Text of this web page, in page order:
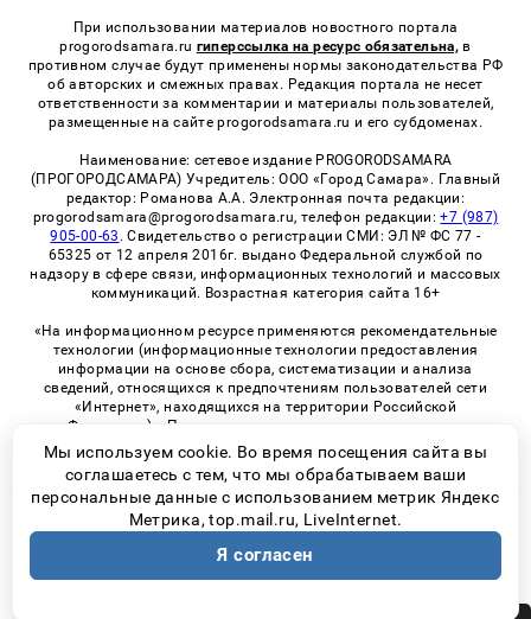
При использовании материалов новостного портала
progorodsamara.ru гиперссылка на ресурс обязательна, в
противном случае будут применены нормы законодательства РФ
об авторских и смежных правах. Редакция портала не несет
ответственности за комментарии и материалы пользователей,
размещенные на сайте progorodsamara.ru и его субдоменах.
Наименование: сетевое издание PROGORODSAMARA
(ПРОГОРОДСАМАРА) Учредитель: ООО «Город Самара». Главный
редактор: Романова А.А. Электронная почта редакции:
progorodsamara@progorodsamara.ru, телефон редакции:+7 (987)
905-00-63 . Свидетельство о регистрации СМИ: ЭЛ № ФС 77 -
65325 от 12 апреля 2016г. выдано Федеральной службой по
надзору в сфере связи, информационных технологий и массовых
коммуникаций. Возрастная категория сайта 16+
«На информационном ресурсе применяются рекомендательные
технологии (информационные технологии предоставления
информации на основе сбора, систематизации и анализа
сведений, относящихся к предпочтениям пользователей сети
«Интернет», находящихся на территории Российской
Федерации)». Правила применения рекомендательных
технологий в виджетах рекламно-обменной сети
«СМИ2» (PDF)
© 2026 «ProGorodSamara» | Все права защищены
Возрастная категория сайта 16+
Политика конфиденциальности
Мы используем cookie. Во время посещения сайта вы
соглашаетесь с тем, что мы обрабатываем ваши
персональные данные с использованием метрик Яндекс
Метрика, top.mail.ru, LiveInternet.
Я согласен